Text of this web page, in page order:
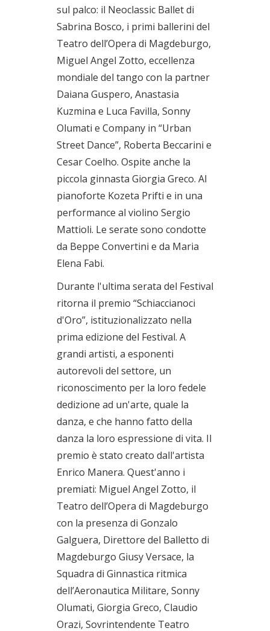
sul palco: il Neoclassic Ballet di
Sabrina Bosco, i primi ballerini del
Teatro dell’Opera di Magdeburgo,
Miguel Angel Zotto, eccellenza
mondiale del tango con la partner
Daiana Guspero, Anastasia
Kuzmina e Luca Favilla, Sonny
Olumati e Company in “Urban
Street Dance”, Roberta Beccarini e
Cesar Coelho. Ospite anche la
piccola ginnasta Giorgia Greco. Al
pianoforte Kozeta Prifti e in una
performance al violino Sergio
Mattioli. Le serate sono condotte
da Beppe Convertini e da Maria
Elena Fabi.
Durante l'ultima serata del Festival
ritorna il premio “Schiaccianoci
d'Oro”, istituzionalizzato nella
prima edizione del Festival. A
grandi artisti, a esponenti
autorevoli del settore, un
riconoscimento per la loro fedele
dedizione ad un'arte, quale la
danza, e che hanno fatto della
danza la loro espressione di vita. Il
premio è stato creato dall'artista
Enrico Manera. Quest'anno i
premiati: Miguel Angel Zotto, il
Teatro dell’Opera di Magdeburgo
con la presenza di Gonzalo
Galguera, Direttore del Balletto di
Magdeburgo Giusy Versace, la
Squadra di Ginnastica ritmica
dell’Aeronautica Militare, Sonny
Olumati, Giorgia Greco, Claudio
Orazi, Sovrintendente Teatro